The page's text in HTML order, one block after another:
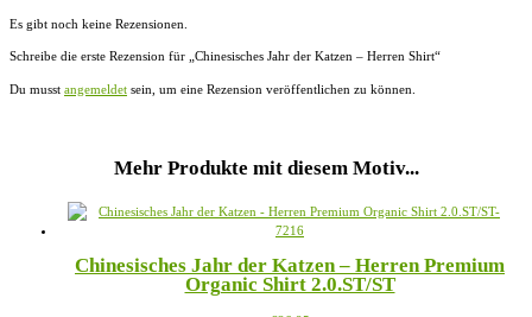
Es gibt noch keine Rezensionen.
Schreibe die erste Rezension für „Chinesisches Jahr der Katzen – Herren Shirt“
Du musst angemeldet sein, um eine Rezension veröffentlichen zu können.
Mehr Produkte mit diesem Motiv...
Chinesisches Jahr der Katzen – Herren Premium
Organic Shirt 2.0.ST/ST